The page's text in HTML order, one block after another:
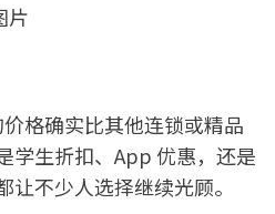
片
格确实比其他连锁或精品
学生折扣、App 优惠，还是
不少人选择继续光顾。